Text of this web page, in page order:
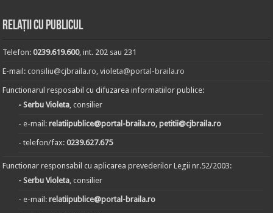
Relații cu publicul
Telefon:0239.619.600, int. 202 sau 231
E-mail:consiliu@cjbraila.ro,violeta@portal-braila.ro
Functionarul resposabil cu difuzarea informatiilor publice:
- Serbu Violeta, consilier
- e-mail:relatiipublice@portal-braila.ro, petitii@cjbraila.ro
- telefon/fax:0239.627.675
Functionar responsabil cu aplicarea prevederilor Legii nr.52/2003:
- Serbu Violeta, consilier
- e-mail:relatiipublice@portal-braila.ro